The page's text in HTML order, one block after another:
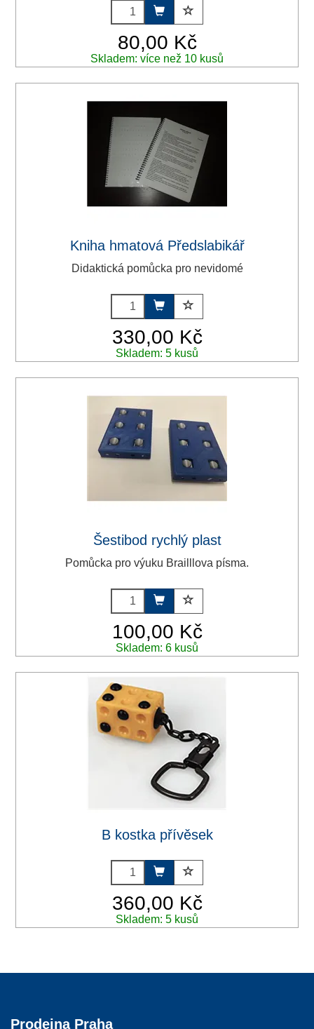
80,00 Kč
Skladem: více než 10 kusů
Kniha hmatová Předslabikář
Didaktická pomůcka pro nevidomé
330,00 Kč
Skladem: 5 kusů
Šestibod rychlý plast
Pomůcka pro výuku Brailllova písma.
100,00 Kč
Skladem: 6 kusů
B kostka přívěsek
360,00 Kč
Skladem: 5 kusů
Prodejna Praha